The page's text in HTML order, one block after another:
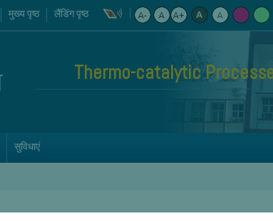
मुख्य पृष्ठ लैंडिंग पृष्ठ
Thermo-catalytic
सुविधाएं